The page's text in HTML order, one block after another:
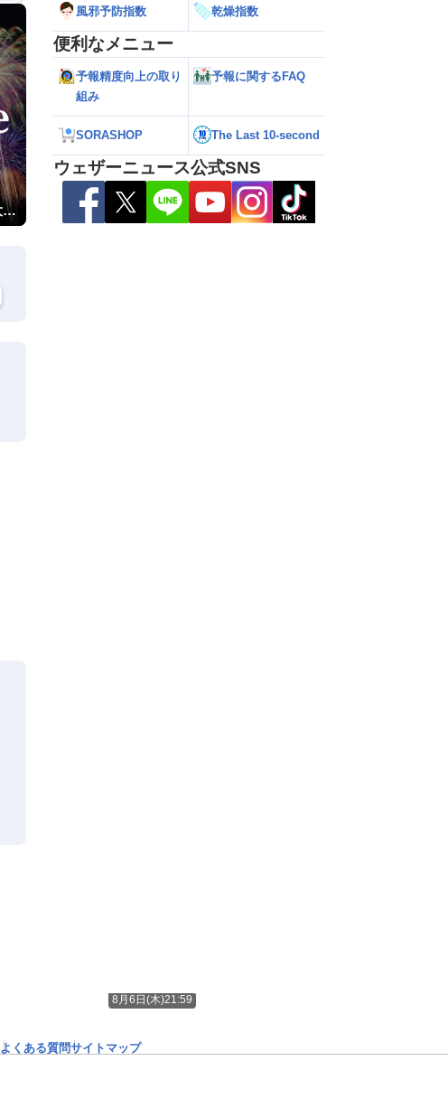
第54回かわさき夏まつり花火大会「おらが自慢のでっかい花火」
風邪予防指数 乾燥指数
便利なメニュー
予報精度向上の取り
組み
予報に関するFAQ
SORASHOP The Last 10-second
ウェザーニュース公式SNS
8月6日(木)21:59
よくある質問サイトマップ